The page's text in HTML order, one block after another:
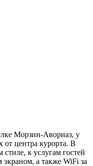
Морзин-Авориаз, у
центра курорта. В
к услугам гостей
экраном, а также WiFi за